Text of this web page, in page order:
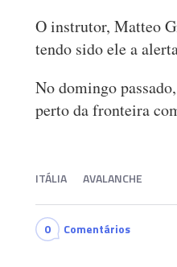
O instrutor, Matteo
tendo sido ele a
No domingo
perto da fronteira
ITÁLIA AVALANCHE
0 Comentários